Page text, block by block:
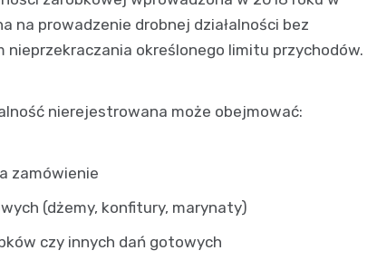
na prowadzenie drobnej działalności bez
określonego limitu przychodów.
nierejestrowana może obejmować:
zamówienie
(dżemy, konfitury, marynaty)
czy innych dań gotowych